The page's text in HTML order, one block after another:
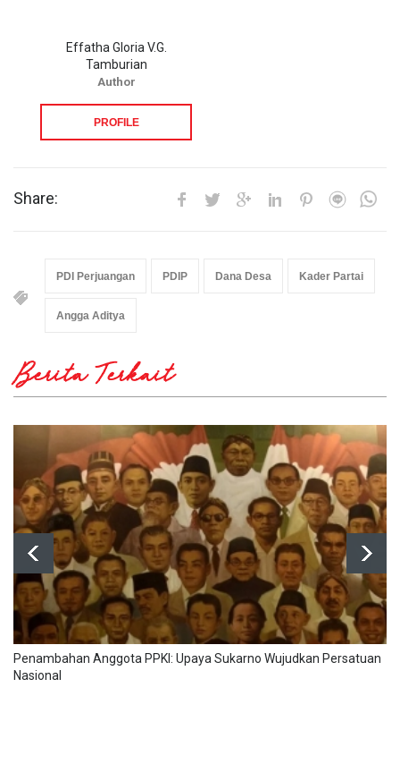
Effatha Gloria V.G.
Tamburian
Author
PROFILE
Share:
PDI Perjuangan PDIP Dana Desa Kader Partai
Angga Aditya
Berita Terkait
Penambahan Anggota PPKI: Upaya Sukarno Wujudkan Persatuan
Nasional